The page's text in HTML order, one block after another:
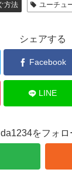
方法 ユーチュ
シェアする
Facebook
LINE
をフォロ